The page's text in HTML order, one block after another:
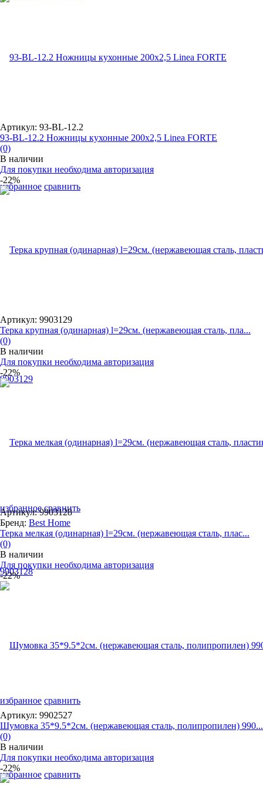
избранное сравнить
Артикул: 93-BL-12.2
93-BL-12.2 Ножницы кухонные 200x2,5 Linea FORTE
(0)
В наличии
Для покупки необходима авторизация
-22%
избранное сравнить
Артикул: 9903129
Терка крупная (одинарная) l=29см. (нержавеющая сталь, пла...
(0)
В наличии
Для покупки необходима авторизация
-22%
избранное сравнить
Артикул: 9903128
Бренд: Best Home
Терка мелкая (одинарная) l=29см. (нержавеющая сталь, плас...
(0)
В наличии
Для покупки необходима авторизация
-22%
избранное сравнить
Артикул: 9902527
Шумовка 35*9.5*2см. (нержавеющая сталь, полипропилен) 990...
(0)
В наличии
Для покупки необходима авторизация
-22%